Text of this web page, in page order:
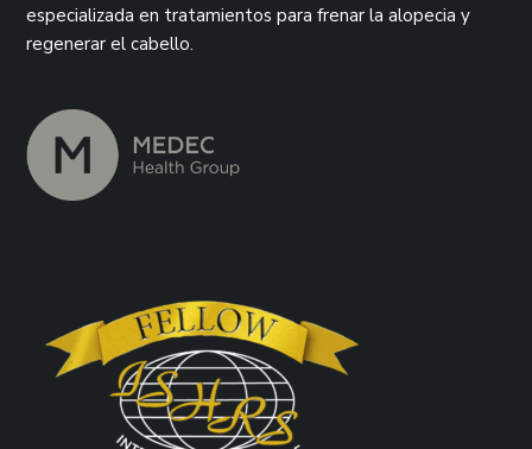
especializada en tratamientos para frenar la alopecia y
regenerar el cabello.